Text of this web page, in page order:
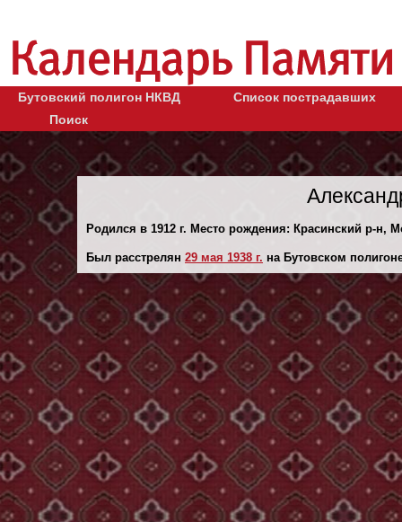
Бутовский полигон НКВД
Список пострадавших
Поиск
Родился в 1912 г. Место рождения: Красинский р-н,
Был расстрелян 29 мая 1938 г. на Бутовском